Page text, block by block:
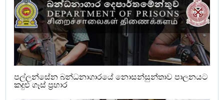
පල්ලන්සේන බන්ධනාගාරයේ නොසන්සුන්තාව පාලනයට
කදුළු ගෑස් ප්‍රහාර